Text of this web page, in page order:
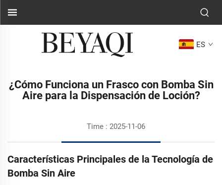
ES
¿Cómo Funciona un Frasco con Bomba Sin
Aire para la Dispensación de Loción?
Time : 2025-11-06
Características Principales de la Tecnología de
Bomba Sin Aire